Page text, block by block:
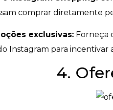
comprar diretamente
exclusivas: Forneça
Instagram para incentivar
4.